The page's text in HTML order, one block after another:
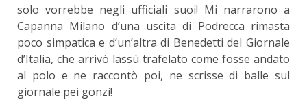
solo vorrebbe negli ufficiali suoi! Mi narrarono a
Capanna Milano d’una uscita di Podrecca rimasta
poco simpatica e d’un’altra di Benedetti del Giornale
d’Italia, che arrivò lassù trafelato come fosse andato
al polo e ne raccontò poi, ne scrisse di balle sul
giornale pei gonzi!